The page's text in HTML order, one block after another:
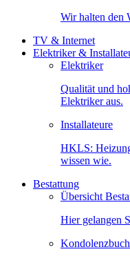
Wir halten den
TV & Internet
Elektriker &
Elektriker
Qualität und
Elektriker aus.
Installateure
HKLS:
wissen wie.
Bestattung
Übersicht
Hier gelangen
Kondolenzbuch